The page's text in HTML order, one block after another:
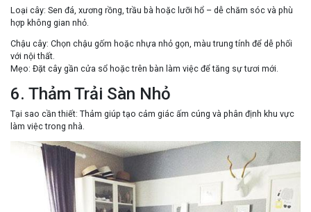
Loại cây: Sen đá, xương rồng, trầu bà hoặc lưỡi hổ – dễ chăm sóc và phù
hợp không gian nhỏ.
Chậu cây: Chọn chậu gốm hoặc nhựa nhỏ gọn, màu trung tính để dễ phối
với nội thất.
Mẹo: Đặt cây gần cửa sổ hoặc trên bàn làm việc để tăng sự tươi mới.
6. Thảm Trải Sàn Nhỏ
Tại sao cần thiết: Thảm giúp tạo cảm giác ấm cúng và phân định khu vực
làm việc trong nhà.